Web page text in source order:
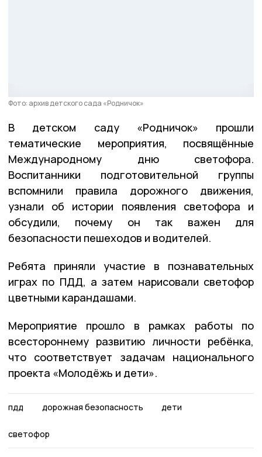
Фото: архив детского сада «Родничок»
В детском саду «Родничок» прошли
тематические мероприятия, посвящённые
Международному дню светофора.
Воспитанники подготовительной группы
вспомнили правила дорожного движения,
узнали об истории появления светофора и
обсудили, почему он так важен для
безопасности пешеходов и водителей.
Ребята приняли участие в познавательных
играх по ПДД, а затем нарисовали светофор
цветными карандашами.
Мероприятие прошло в рамках работы по
всестороннему развитию личности ребёнка,
что соответствует задачам национального
проекта «Молодёжь и дети».
пдд дорожная безопасность дети
светофор